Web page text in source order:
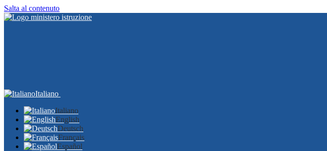
Salta al contenuto
Italiano
Italiano
English
Deutsch
Français
Español